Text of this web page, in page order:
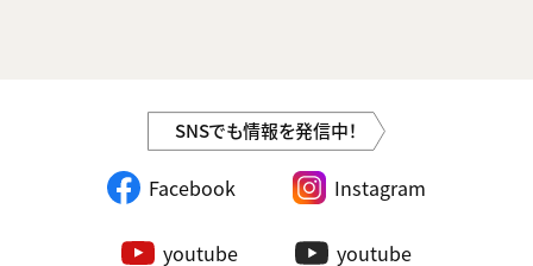
SNSでも情報を発信中！
Facebook Instagram
youtube youtube